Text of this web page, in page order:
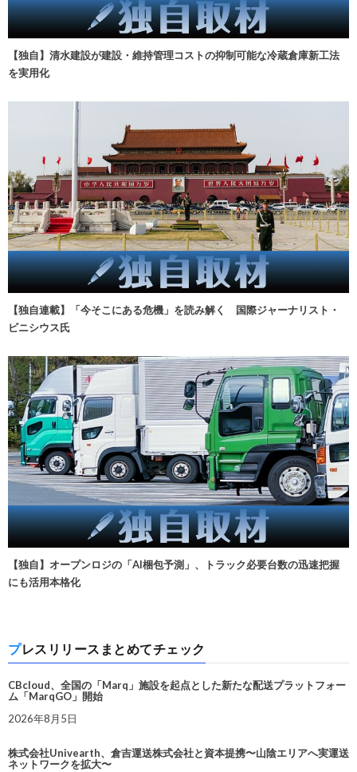
【独自】清水建設が建設・維持管理コストの抑制可能な冷蔵倉庫新工法
を実用化
【独自連載】「今そこにある危機」を読み解く 国際ジャーナリスト・
ビニシウス氏
【独自】オープンロジの「AI梱包予測」、トラック必要台数の迅速把握
にも活用本格化
プレスリリースまとめてチェック
CBcloud、全国の「Marq」施設を起点とした新たな配送プラットフォー
ム「MarqGO」開始
2026年8月5日
株式会社Univearth、倉吉運送株式会社と資本提携〜山陰エリアへ実運送
ネットワークを拡大〜